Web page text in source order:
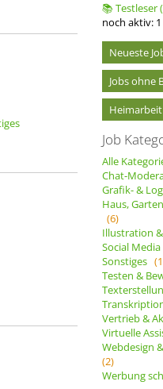
noch aktiv: 1
Neueste
Jobs ohne
Heimarbeit
Job
Alle
Chat-
Grafik- &
Haus,
(6)
Illustration
Social Media
Sonstiges
Testen &
Vertrieb &
Virtuelle
Webdesign
(2)
Werbung